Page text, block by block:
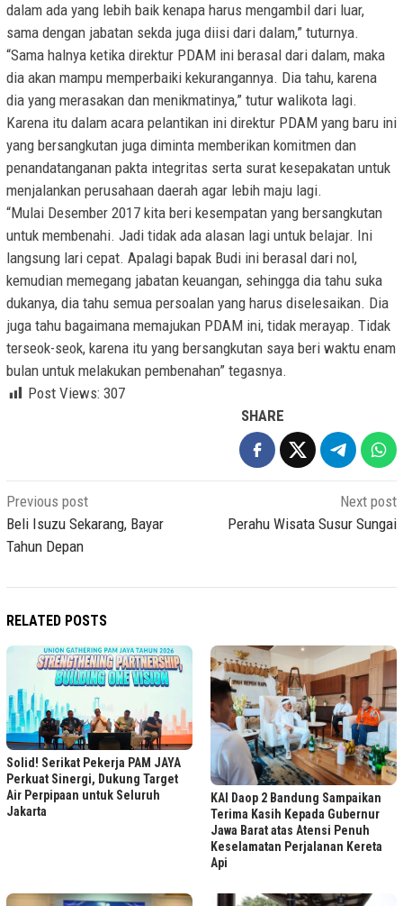
dalam ada yang lebih baik kenapa harus mengambil dari luar,
sama dengan jabatan sekda juga diisi dari dalam,” tuturnya.
“Sama halnya ketika direktur PDAM ini berasal dari dalam, maka
dia akan mampu memperbaiki kekurangannya. Dia tahu, karena
dia yang merasakan dan menikmatinya,” tutur walikota lagi.
Karena itu dalam acara pelantikan ini direktur PDAM yang baru ini
yang bersangkutan juga diminta memberikan komitmen dan
penandatanganan pakta integritas serta surat kesepakatan untuk
menjalankan perusahaan daerah agar lebih maju lagi.
“Mulai Desember 2017 kita beri kesempatan yang bersangkutan
untuk membenahi. Jadi tidak ada alasan lagi untuk belajar. Ini
langsung lari cepat. Apalagi bapak Budi ini berasal dari nol,
kemudian memegang jabatan keuangan, sehingga dia tahu suka
dukanya, dia tahu semua persoalan yang harus diselesaikan. Dia
juga tahu bagaimana memajukan PDAM ini, tidak merayap. Tidak
terseok-seok, karena itu yang bersangkutan saya beri waktu enam
bulan untuk melakukan pembenahan” tegasnya.
Post Views: 307
SHARE
Post
navigation
Previous post
Beli Isuzu Sekarang, Bayar
Tahun Depan
Next post
Perahu Wisata Susur Sungai
RELATED POSTS
Solid! Serikat Pekerja PAM JAYA
Perkuat Sinergi, Dukung Target
Air Perpipaan untuk Seluruh
Jakarta
KAI Daop 2 Bandung Sampaikan
Terima Kasih Kepada Gubernur
Jawa Barat atas Atensi Penuh
Keselamatan Perjalanan Kereta
Api